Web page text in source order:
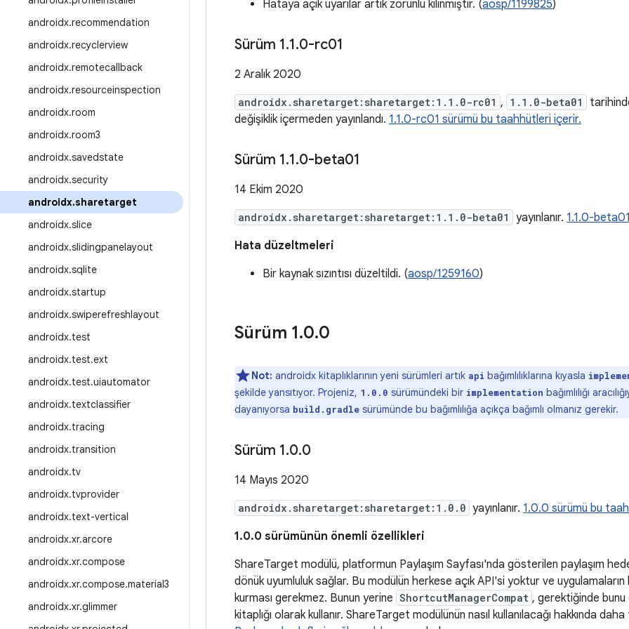
androidx.recommendation
androidx.recyclerview
androidx.remotecallback
androidx.resourceinspection
androidx.room
androidx.room3
androidx.savedstate
androidx.security
androidx.sharetarget
androidx.slice
androidx.slidingpanelayout
androidx.sqlite
androidx.startup
androidx.swiperefreshlayout
androidx.test
androidx.test.ext
androidx.test.uiautomator
androidx.textclassifier
androidx.tracing
androidx.transition
androidx.tv
androidx.tvprovider
androidx.text-vertical
androidx.xr.arcore
androidx.xr.compose
androidx.xr.compose.material3
androidx.xr.glimmer
Hataya açık uyarılar artık zorunlu kılınmıştır. (aosp/1199825)
Sürüm 1.1.0-rc01
2 Aralık 2020
androidx.sharetarget:sharetarget:1.1.0-rc01 , 1.1.0-beta01
değişiklik içermeden yayınlandı. 1.1.0-rc01 sürümü bu taahhütleri içerir.
Sürüm 1.1.0-beta01
14 Ekim 2020
androidx.sharetarget:sharetarget:1.1.0-beta01 yayınlanır. 1.1.0-
Hata düzeltmeleri
Bir kaynak sızıntısı düzeltildi. (aosp/1259160)
Sürüm 1.0.0
Not: androidx kitaplıklarının yeni sürümleri artık api bağımlılıklarına kıyasla
şekilde yansıtıyor. Projeniz, 1.0.0 sürümündeki bir implementation bağımlılığı
dayanıyorsa build.gradle sürümünde bu bağımlılığa açıkça bağımlı olmanız gerekir.
Sürüm 1.0.0
14 Mayıs 2020
androidx.sharetarget:sharetarget:1.0.0 yayınlanır. 1.0.0 sürümü bu
1.0.0 sürümünün önemli özellikleri
ShareTarget modülü, platformun Paylaşım Sayfası'nda gösterilen paylaşım
dönük uyumluluk sağlar. Bu modülün herkese açık API'si yoktur ve
kurması gerekmez. Bunun yerine ShortcutManagerCompat , gerektiğinde bunu
kitaplığı olarak kullanır. ShareTarget modülünün nasıl kullanılacağı hakkında